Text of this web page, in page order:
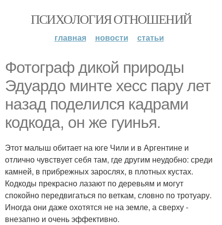
ПСИХОЛОГИЯ ОТНОШЕНИЙ
главная новости статьи
Фотограф дикой природы
Эдуардо минте хесс пару лет
назад поделился кадрами
кодкода, он же гуинья.
Этот малыш обитает на юге Чили и в Аргентине и
отлично чувствует себя там, где другим неудобно: среди
камней, в прибрежных зарослях, в плотных кустах.
Кодкоды прекрасно лазают по деревьям и могут
спокойно передвигаться по веткам, словно по тротуару.
Иногда они даже охотятся не на земле, а сверху -
внезапно и очень эффективно.